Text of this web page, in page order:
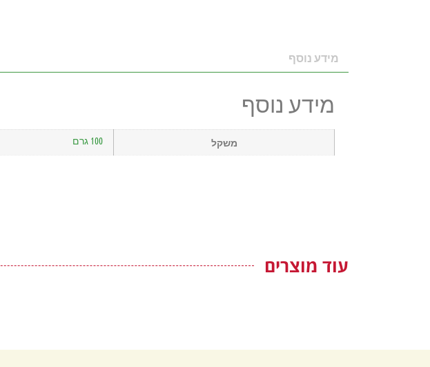
מידע נוסף
מידע נוסף
משקל 100 גרם
עוד מוצרים